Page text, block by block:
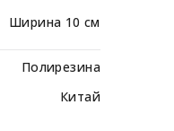
Ширина 10 см
Полирезина
Китай